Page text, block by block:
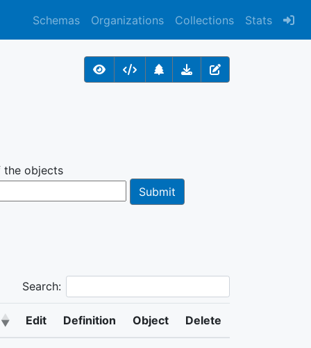
Schemas Organizations Collections Stats
the objects
Search:
Edit Definition Object Delete